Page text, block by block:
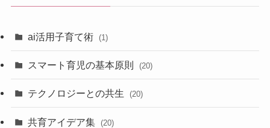
ai活用子育て術 (1)
スマート育児の基本原則 (20)
テクノロジーとの共生 (20)
共育アイデア集 (20)